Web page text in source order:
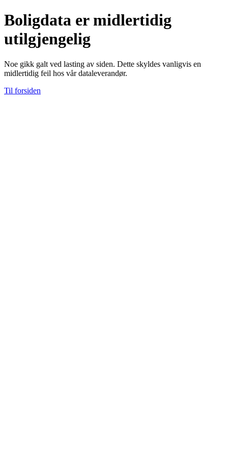
Boligdata er midlertidig
utilgjengelig
Noe gikk galt ved lasting av siden. Dette skyldes vanligvis en
midlertidig feil hos vår dataleverandør.
Til forsiden